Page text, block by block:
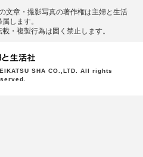
⽂章・撮影写真の著作権は主婦と⽣活
します。
・複製⾏為は固く禁⽌します。
SHA CO.,LTD. All rights